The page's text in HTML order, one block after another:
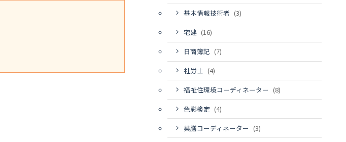
基本情報技術者 (3)
宅建 (16)
日商簿記 (7)
社労士 (4)
福祉住環境コーディネーター (8)
色彩検定 (4)
薬膳コーディネーター (3)